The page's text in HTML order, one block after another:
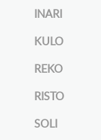
INARI
KULO
REKO
RISTO
SOLI